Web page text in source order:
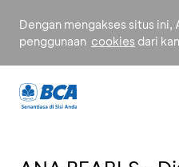
Dengan mengakses situs
penggunaan cookies dari